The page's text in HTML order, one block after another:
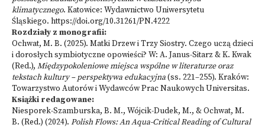
klimatycznego. Katowice: Wydawnictwo Uniwersytetu
Śląskiego. https://doi.org/10.31261/PN.4222
Rozdziały z monografii:
Ochwat, M. B. (2025). Matki Drzew i Trzy Siostry. Czego uczą dzieci
i dorosłych symbiotyczne opowieści? W: A. Janus-Sitarz & K. Kwak
(Red.), Międzypokoleniowe miejsca wspólne w literaturze oraz
tekstach kultury – perspektywa edukacyjna(ss. 221–255). Kraków:
Towarzystwo Autorów i Wydawców Prac Naukowych Universitas.
Książki redagowane:
Niesporek-Szamburska, B. M., Wójcik-Dudek, M., & Ochwat, M.
B. (Red.) (2024). Polish Flows: An Aqua-Critical Reading of Cultural